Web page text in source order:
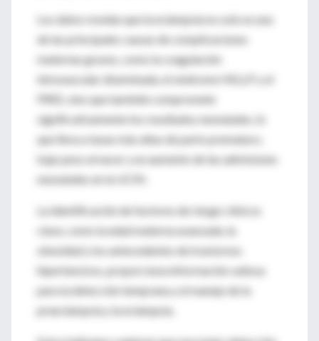
Los datos revelan que la eclampsia no solo es una
de las principales causas de complicaciones
maternas graves, como la coagulación
intravascular diseminada, el síndrome HELLP y el
PRES, sino que también compromete
significativamente los resultados neonatales, lo
que lleva a tasas más altas de parto prematuro,
bajo peso al nacer y un aumento de las admisiones
neonatales en la UCIN.
La identificación de factores de riesgo clínicos
clave, como la edad materna avanzada, la
obesidad y los antecedentes de trastornos
hipertensivos, proporciona información valiosa
para la detección temprana y el manejo de la
preeclampsia y la eclampsia.